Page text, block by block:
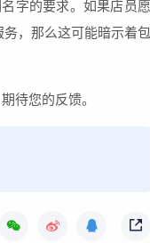
字的要求。如果店员愿
，那么这可能暗示着包
待您的反馈。